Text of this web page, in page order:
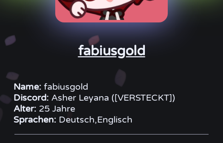
fabiusgold
Name: fabiusgold
Discord: Asher Leyana ([VERSTECKT])
Alter: 25 Jahre
Sprachen: Deutsch,Englisch